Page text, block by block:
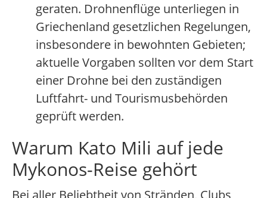
geraten. Drohnenflüge unterliegen in
Griechenland gesetzlichen Regelungen,
insbesondere in bewohnten Gebieten;
aktuelle Vorgaben sollten vor dem Start
einer Drohne bei den zuständigen
Luftfahrt- und Tourismusbehörden
geprüft werden.
Warum Kato Mili auf jede
Mykonos-Reise gehört